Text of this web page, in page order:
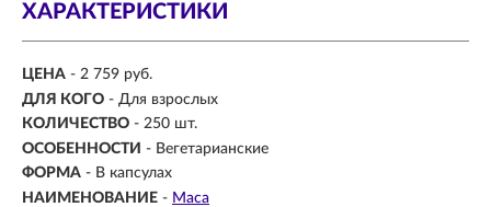
ХАРАКТЕРИСТИКИ
ЦЕНА - 2 759 руб.
ДЛЯ КОГО - Для взрослых
КОЛИЧЕСТВО - 250 шт.
ОСОБЕННОСТИ - Вегетарианские
ФОРМА - В капсулах
НАИМЕНОВАНИЕ - Maca